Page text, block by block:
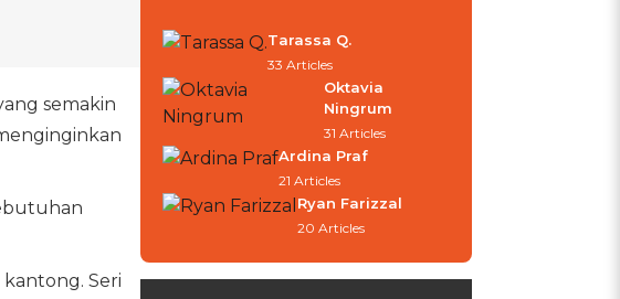
semakin
Seri
Tarassa Q.
33 Articles
Oktavia
Ningrum
31 Articles
Ardina Praf
21 Articles
Ryan Farizzal
20 Articles